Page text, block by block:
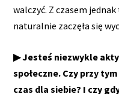
walczyć. Z czasem
naturalnie zaczęła się
▶ Jesteś niezwykle
społeczne. Czy przy
czas dla siebie? I czy